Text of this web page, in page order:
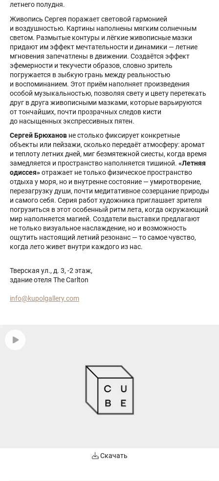
летнего полудня.
Живопись Сергея поражает световой гармонией
и воздушностью. Картины наполнены мягким солнечным
светом. Размытые контуры и лёгкие живописные мазки
придают им эффект мечтательности и динамики — летние
мгновения запечатлены в движении. Создаётся эффект
эфемерности и текучести образов, словно зритель
погружается в зыбкую грань между реальностью
и воспоминанием. Этот приём наполняет произведения
особой музыкальностью, позволяя свету и цвету перетекать
друг в друга живописными мазками, которые варьируются
от тончайших, почти прозрачных следов кисти
до насыщенных экспрессивных пятен.
Сергей Брюханов не столько фиксирует конкретные
объекты или пейзажи, сколько передаёт атмосферу: аромат
и теплоту летних дней, миг безмятежной сиесты, когда время
замедляется и пространство наполняется тишиной. «Летняя
одиссея»отражает не только физическое пространство
отдыха у моря, но и внутренне состояние — умиротворение,
перезагрузку души, почти медитативное созерцание природы
и самого себя. Серия работ художника приглашает зрителя
погрузиться в этот особенный ритм лета, когда окружающий
мир наполняется магией. Создатели выставки предлагают
не только визуальное наслаждение, но и возможность
ощутить настоящий летний резонанс — то самое чувство,
когда лето живет внутри каждого из нас.
Тверская ул., д. 3, -2 этаж,
здание отеля The Carlton
info@kupolgallery.com
Скачать